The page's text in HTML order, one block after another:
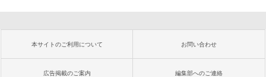
本サイトのご利用について お問い合わせ
広告掲載のご案内 編集部へのご連絡